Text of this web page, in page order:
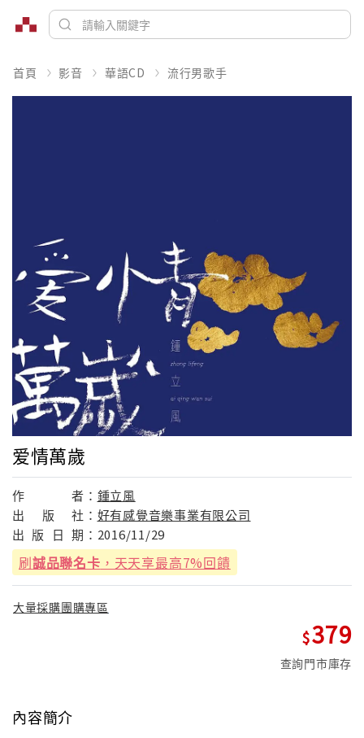
首頁 影音 華語CD 流行男歌手
爱情萬歲
作 者： 鍾立風
出
版 社： 好有感覺音樂事業有限公司
出 版 日 期： 2016/11/29
刷誠品聯名卡 ，天天享最高7%回饋
大量採購團購專區
379
查詢門市庫存
內容簡介